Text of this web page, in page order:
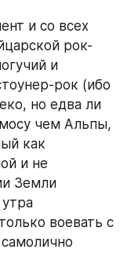
и со всех
рок-
и
рок (ибо
но едва ли
чем Альпы,
как
и не
Земли
воевать с